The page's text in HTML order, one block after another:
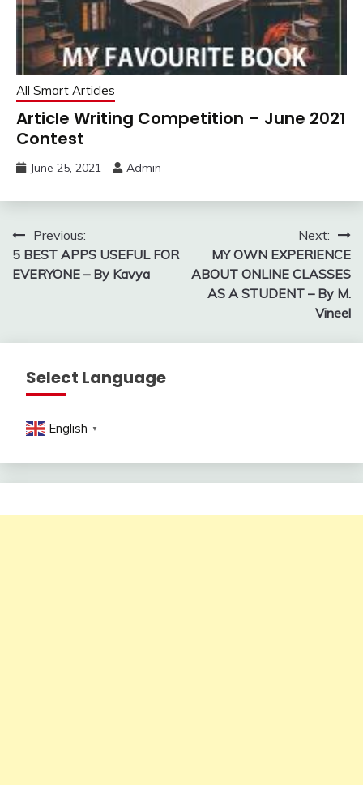
All Smart Articles
Article Writing Competition – June 2021
Contest
June 25, 2021 Admin
Post
navigation
Previous:
5 BEST APPS USEFUL FOR
EVERYONE – By Kavya
Next:
MY OWN EXPERIENCE
ABOUT ONLINE CLASSES
AS A STUDENT – By M.
Vineel
Select Language
English ▼